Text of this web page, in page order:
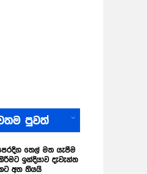
පුවත්
තෙල් මත යැපීම
ඉන්දියාව දැවැන්ත
අත තියයි